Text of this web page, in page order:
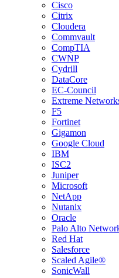
Cisco
Citrix
Cloudera
Commvault
CompTIA
CWNP
Cydrill
DataCore
EC-Council
Extreme
F5
Fortinet
Gigamon
Google Cloud
IBM
ISC2
Juniper
Microsoft
NetApp
Nutanix
Oracle
Palo Alto
Red Hat
Salesforce
Scaled Agile®
SonicWall